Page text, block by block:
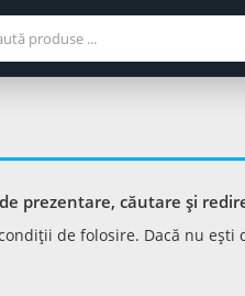
prezentare, căutare și
de folosire. Dacă nu